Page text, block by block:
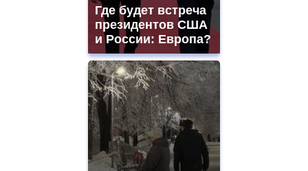
https://www.replicasrelojes.to/
Где будет встреча
президентов США
и России: Европа?